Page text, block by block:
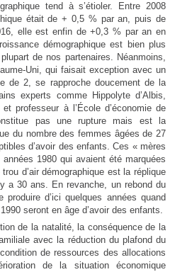
tend à s’étioler. Entre 2008
était de + 0,5 % par an, puis de
elle est enfin de +0,3 % par an en
démographique est bien plus
de nos partenaires. Néanmoins,
Uni, qui faisait exception avec un
de 2, se rapproche doucement de la
experts comme Hippolyte d’Albis,
professeur à l’École d’économie de
pas une rupture mais est la
du nombre des femmes âgées de 27
d’avoir des enfants. Ces « mères
1980 qui avaient été marquées
d’air démographique est la réplique
a 30 ans. En revanche, un rebond du
d’ici quelques années quand
seront en âge d’avoir des enfants.
de la natalité, la conséquence de la
avec la réduction du plafond du
de ressources des allocations
de la situation économique